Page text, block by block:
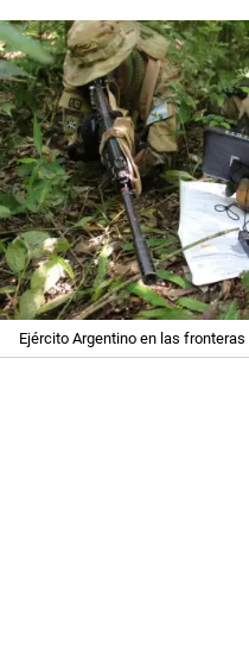
Ejército Argentino en las fronteras